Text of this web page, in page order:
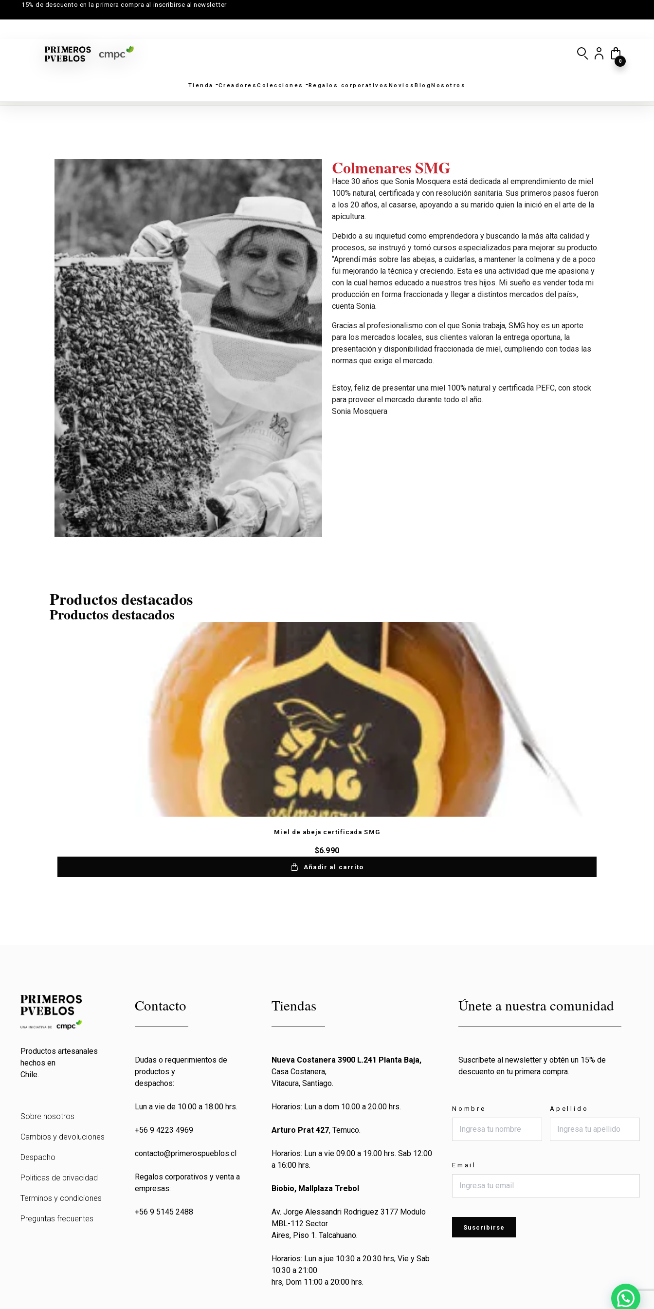
15% de descuento en la primera compra al inscribirse al newsletter
Tienda CreadoresColecciones Regalos corporativos NoviosBlogNosotros
0
Colmenares SMG
Hace 30 años que Sonia Mosquera está dedicada al emprendimiento de miel
100% natural, certificada y con resolución sanitaria. Sus primeros pasos fueron
a los 20 años, al casarse, apoyando a su marido quien la inició en el arte de la
apicultura.
Debido a su inquietud como emprendedora y buscando la más alta calidad y
procesos, se instruyó y tomó cursos especializados para mejorar su producto.
“Aprendí más sobre las abejas, a cuidarlas, a mantener la colmena y de a poco
fui mejorando la técnica y creciendo. Esta es una actividad que me apasiona y
con la cual hemos educado a nuestros tres hijos. Mi sueño es vender toda mi
producción en forma fraccionada y llegar a distintos mercados del país»,
cuenta Sonia.
Gracias al profesionalismo con el que Sonia trabaja, SMG hoy es un aporte
para los mercados locales, sus clientes valoran la entrega oportuna, la
presentación y disponibilidad fraccionada de miel, cumpliendo con todas las
normas que exige el mercado.
Estoy, feliz de presentar una miel 100% natural y certificada PEFC, con stock
para proveer el mercado durante todo el año.
Sonia Mosquera
Productos destacados
Productos destacados
Miel de abeja certificada SMG
$6.990
Añadir al carrito
Productos artesanales
hechos en
Chile.
Sobre nosotros
Cambios y devoluciones
Despacho
Politicas de privacidad
Terminos y condiciones
Preguntas frecuentes
Contacto
Dudas o requerimientos de
productos y
despachos:
Lun a vie de 10.00 a 18.00 hrs.
+56 9 4223 4969
contacto@primerospueblos.cl
Regalos corporativos y venta a
empresas:
+56 9 5145 2488
Tiendas
Nueva Costanera 3900 L.241 Planta Baja,
Casa Costanera,
Vitacura, Santiago.
Horarios: Lun a dom 10.00 a 20.00 hrs.
Arturo Prat 427, Temuco.
Horarios: Lun a vie 09.00 a 19.00 hrs. Sab 12:00
a 16:00 hrs.
Biobio, Mallplaza Trebol
Av. Jorge Alessandri Rodriguez 3177 Modulo
MBL-112 Sector
Aires, Piso 1. Talcahuano.
Horarios: Lun a jue 10:30 a 20:30 hrs, Vie y Sab
10:30 a 21:00
hrs, Dom 11:00 a 20:00 hrs.
Únete a nuestra comunidad
Suscríbete al newsletter y obtén un 15% de
descuento en tu primera compra.
Nombre Apellido
Email
Suscribirse